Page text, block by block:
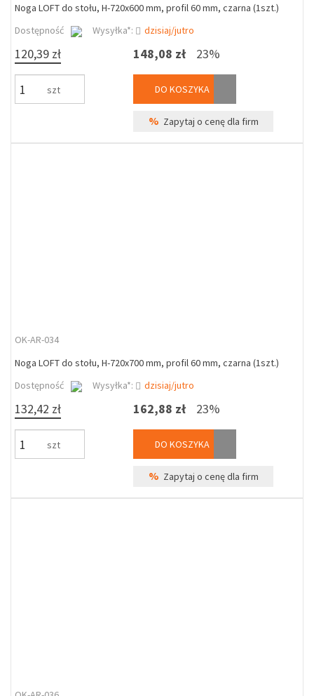
Noga LOFT do stołu, H-720x600 mm, profil 60 mm, czarna (1szt.)
Dostępność
Wysyłka*: dzisiaj/jutro
120,39 zł
szt
148,08 zł 23%
DO KOSZYKA
% Zapytaj o cenę dla firm
OK-AR-034
Noga LOFT do stołu, H-720x700 mm, profil 60 mm, czarna (1szt.)
Dostępność
Wysyłka*: dzisiaj/jutro
132,42 zł
szt
162,88 zł 23%
DO KOSZYKA
% Zapytaj o cenę dla firm